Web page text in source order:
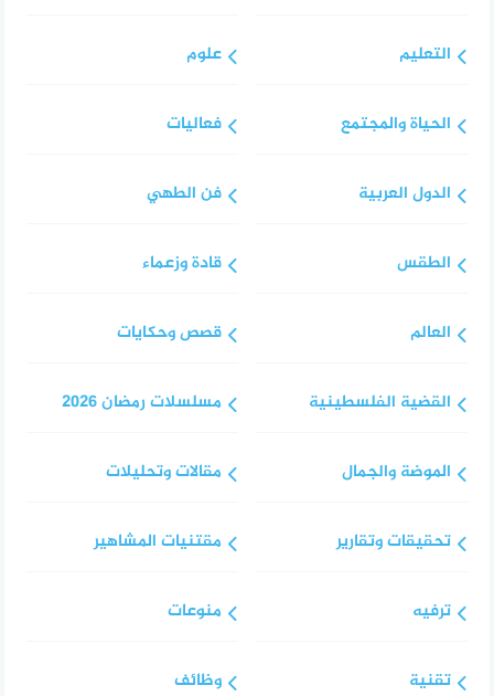
التعليم
الحياة والمجتمع
الدول العربية
الطقس
العالم
القضية الفلسطينية
الموضة والجمال
تحقيقات وتقارير
ترفيه
تقنية
علوم
فعاليات
فن الطهي
قادة وزعماء
قصص وحكايات
مسلسلات رمضان 2026
مقالات وتحليلات
مقتنيات المشاهير
منوعات
وظائف